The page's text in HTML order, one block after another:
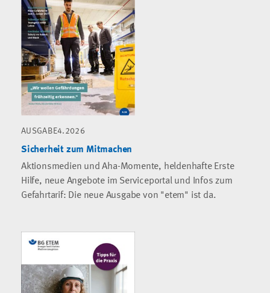
AUSGABE4.2026
Sicherheit zum Mitmachen
Aktionsmedien und Aha-Momente, heldenhafte Erste
Hilfe, neue Angebote im Serviceportal und Infos zum
Gefahrtarif: Die neue Ausgabe von "etem" ist da.